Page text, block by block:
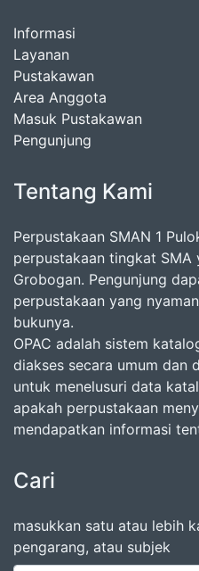
Informasi
Layanan
Pustakawan
Area Anggota
Masuk Pustakawan
Pengunjung
Tentang Kami
Perpustakaan SMAN 1
perpustakaan tingkat SMA
Grobogan. Pengunjung
perpustakaan yang
bukunya.
OPAC adalah sistem
diakses secara umum dan
untuk menelusuri data
apakah perpustakaan
mendapatkan informasi
Cari
masukkan satu atau lebih
pengarang, atau subjek